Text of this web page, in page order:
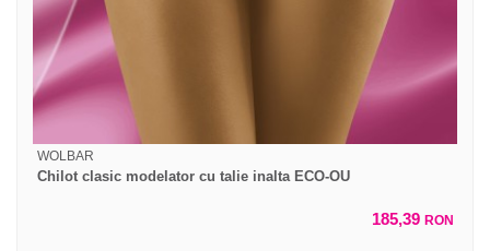
WOLBAR
Chilot clasic modelator cu talie inalta ECO-OU
185,39 RON